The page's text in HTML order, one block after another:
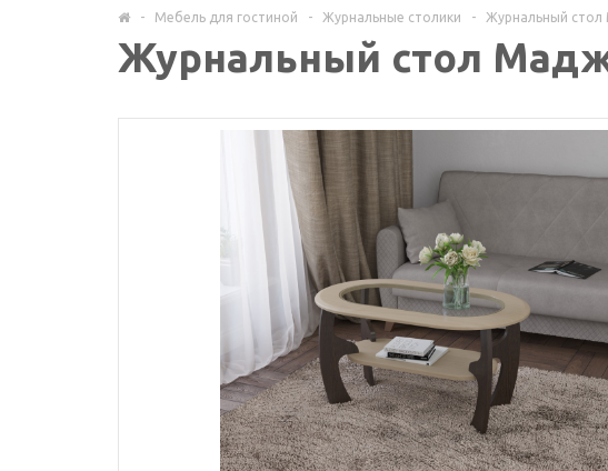
- Мебель для гостиной - Журнальные столики - Журнальный стол
Журнальный стол